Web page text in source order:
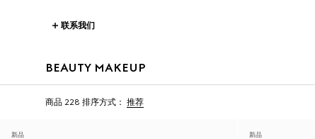
联系我们
BEAUTY MAKEUP
商品 228 排序方式： 推荐
新品 新品